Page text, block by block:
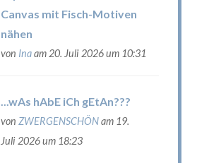
Canvas mit Fisch-Motiven
nähen
von Inaam 20. Juli 2026 um 10:31
...wAs hAbE iCh gEtAn???
von ZWERGENSCHÖNam 19.
Juli 2026 um 18:23